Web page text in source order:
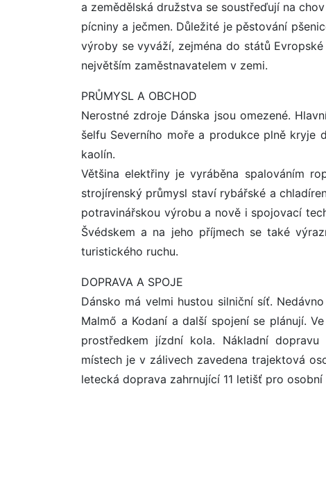
a zemědělská družstva se soustřeďují na
pícniny a ječmen. Důležité je pěstování
výroby se vyváží, zejména do států
největším zaměstnavatelem v zemi.
PRŮMYSL A OBCHOD
Nerostné zdroje Dánska jsou omezené.
šelfu Severního moře a produkce plně kryje
kaolín.
Většina elektřiny je vyráběna spalováním
strojírenský průmysl staví rybářské a
potravinářskou výrobu a nově i spojovací
Švédskem a na jeho příjmech se také
turistického ruchu.
DOPRAVA A SPOJE
Dánsko má velmi hustou silniční síť.
Malmő a Kodaní a další spojení se plánují.
prostředkem jízdní kola. Nákladní
místech je v zálivech zavedena trajektová
letecká doprava zahrnující 11 letišť pro